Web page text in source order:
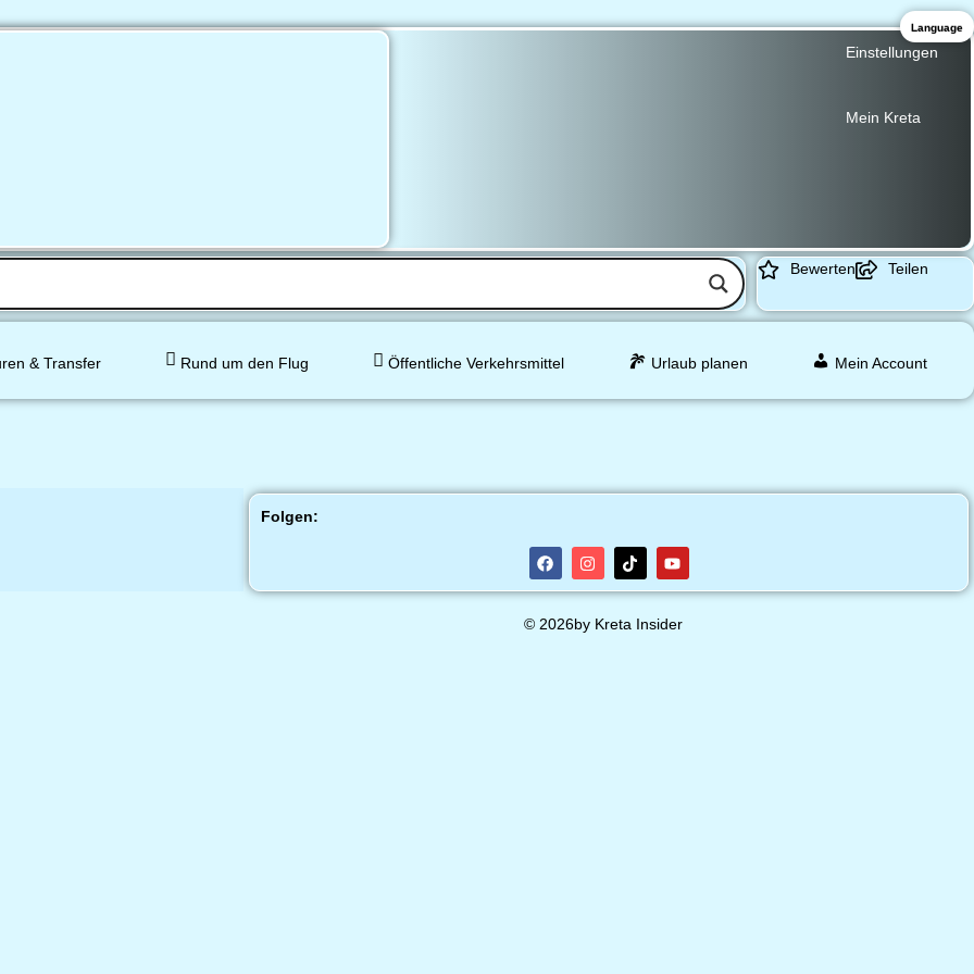
Einstellungen
Mein Kreta
Bewerten Teilen
& Transfer Rund um den Flug Öffentliche Verkehrsmittel Urlaub planen Mein Account
Folgen:
© 2026by Kreta Insider
Language